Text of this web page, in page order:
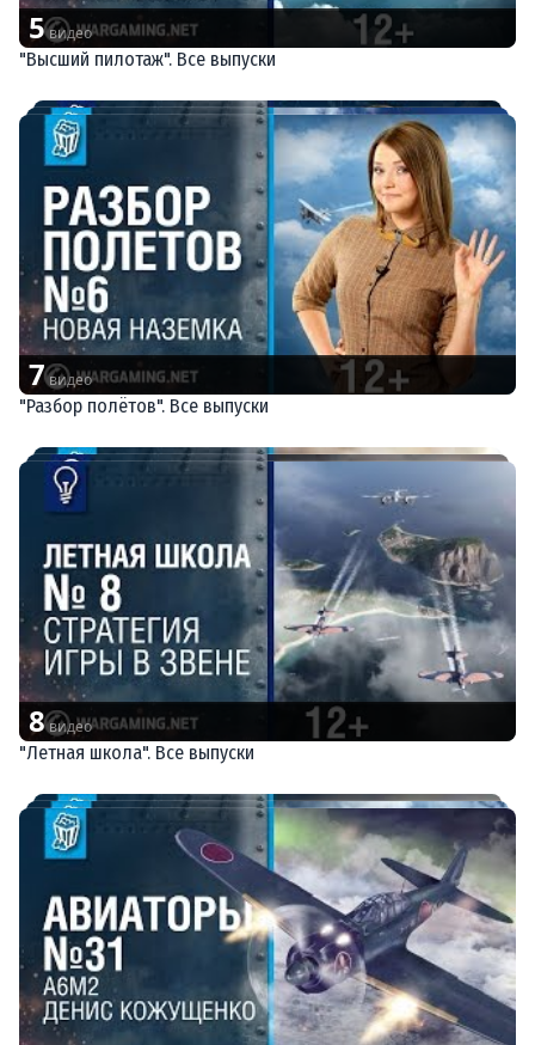
5видео
"Высший пилотаж". Все выпуски
7видео
"Разбор полётов". Все выпуски
8видео
"Летная школа". Все выпуски